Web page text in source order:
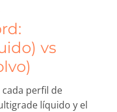
vs
perfil de
líquido y el